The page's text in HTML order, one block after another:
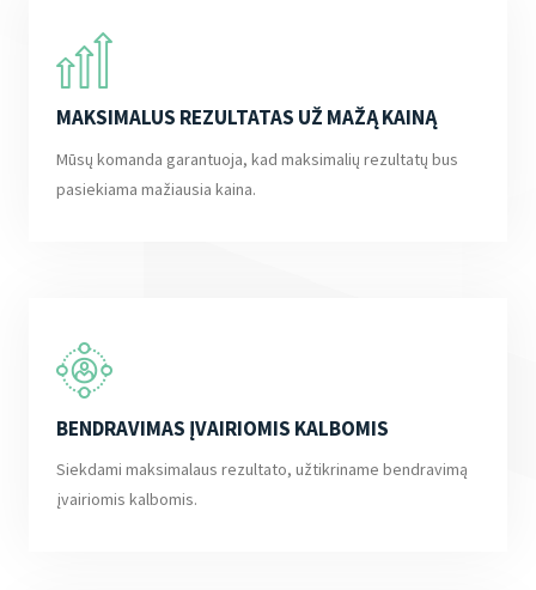
MAKSIMALUS REZULTATAS UŽ MAŽĄ KAINĄ
Mūsų komanda garantuoja, kad maksimalių rezultatų bus
pasiekiama mažiausia kaina.
BENDRAVIMAS ĮVAIRIOMIS KALBOMIS
Siekdami maksimalaus rezultato, užtikriname bendravimą
įvairiomis kalbomis.